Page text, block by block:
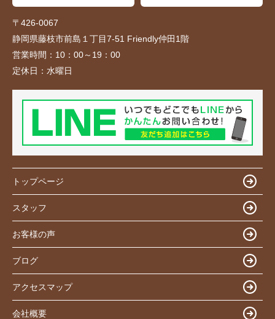
〒426-0067
静岡県藤枝市前島１丁目7-51 Friendly仲田1階
営業時間： 10：00～19：00
定休日： 水曜日
トップページ
スタッフ
お客様の声
ブログ
アクセスマップ
会社概要